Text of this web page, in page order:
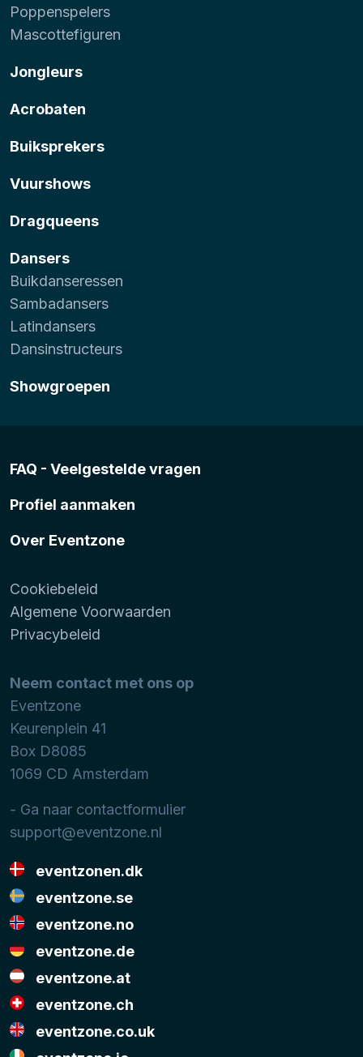
Poppenspelers
Mascottefiguren
Jongleurs
Acrobaten
Buiksprekers
Vuurshows
Dragqueens
Dansers
Buikdanseressen
Sambadansers
Latindansers
Dansinstructeurs
Showgroepen
FAQ - Veelgestelde vragen
Profiel aanmaken
Over Eventzone
Cookiebeleid
Algemene Voorwaarden
Privacybeleid
Neem contact met ons op
Eventzone
Keurenplein 41
Box D8085
1069 CD Amsterdam
- Ga naar contactformulier
support@eventzone.nl
eventzonen.dk
eventzone.se
eventzone.no
eventzone.de
eventzone.at
eventzone.ch
eventzone.co.uk